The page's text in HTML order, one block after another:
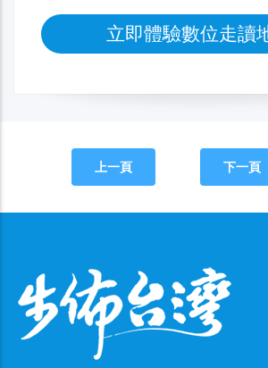
立即體驗數位走讀
上一頁 下一頁